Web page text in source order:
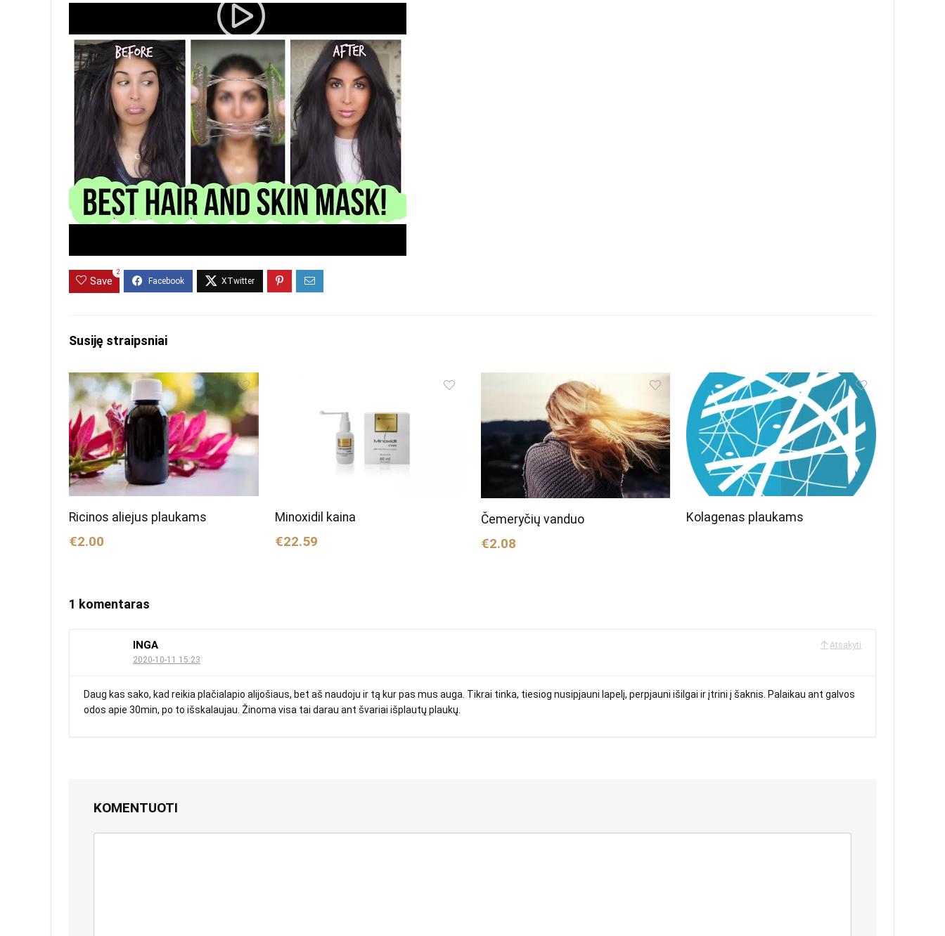
Save
2
Susiję straipsniai
Ricinos aliejus plaukams
€2.00
Minoxidil kaina
€22.59
Čemeryčių vanduo
€2.08
Kolagenas plaukams
1 komentaras
Atsakyti
INGA
2020-10-11 15:23
Daug kas sako, kad reikia plačialapio alijošiaus, bet aš naudoju ir tą kur pas mus auga. Tikrai tinka, tiesiog nusipjauni lapelį, perpjauni išilgai ir įtrini į šaknis. Palaikau ant galvos
odos apie 30min, po to išskalaujau. Žinoma visa tai darau ant švariai išplautų plaukų.
KOMENTUOTI